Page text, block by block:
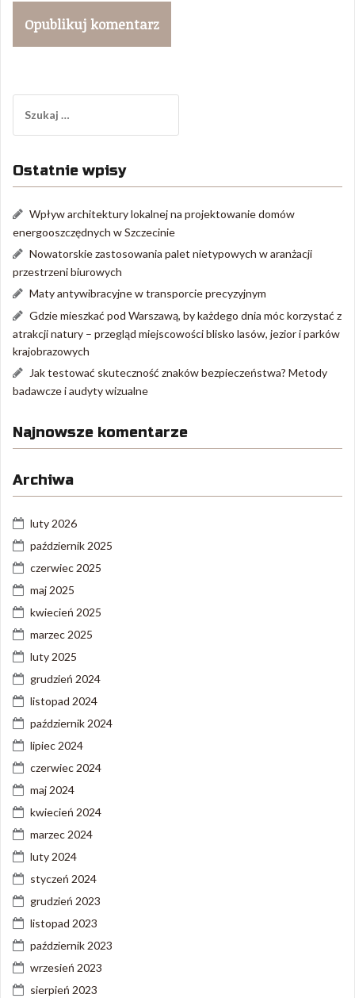
Ostatnie wpisy
Wpływ architektury lokalnej na projektowanie domów
energooszczędnych w Szczecinie
Nowatorskie zastosowania palet nietypowych w aranżacji
przestrzeni biurowych
Maty antywibracyjne w transporcie precyzyjnym
Gdzie mieszkać pod Warszawą, by każdego dnia móc korzystać z
atrakcji natury – przegląd miejscowości blisko lasów, jezior i parków
krajobrazowych
Jak testować skuteczność znaków bezpieczeństwa? Metody
badawcze i audyty wizualne
Najnowsze komentarze
Archiwa
luty 2026
październik 2025
czerwiec 2025
maj 2025
kwiecień 2025
marzec 2025
luty 2025
grudzień 2024
listopad 2024
październik 2024
lipiec 2024
czerwiec 2024
maj 2024
kwiecień 2024
marzec 2024
luty 2024
styczeń 2024
grudzień 2023
listopad 2023
październik 2023
wrzesień 2023
sierpień 2023